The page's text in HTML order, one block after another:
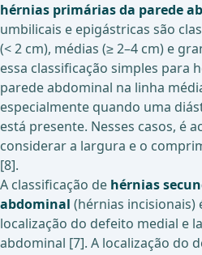
hérnias primárias da parede
umbilicais e epigástricas são
(< 2 cm), médias (≥ 2–4 cm) e
essa classificação simples para
parede abdominal na linha
especialmente quando uma
está presente. Nesses casos, é
considerar a largura e o
[8].
A classificação de hérnias
abdominal (hérnias incisionais)
localização do defeito medial e
abdominal [7]. A localização do